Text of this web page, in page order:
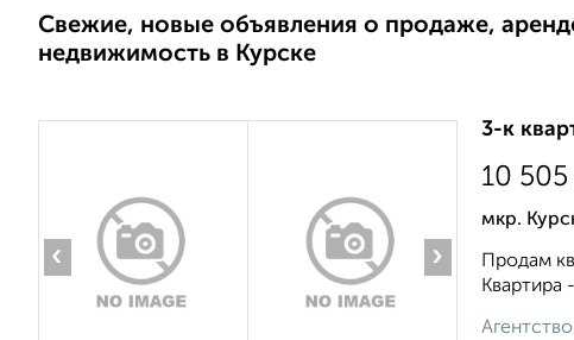
Свежие, новые объявления о продаже,
недвижимость в Курске
‹ ›
3-к
10
мкр.
Продам
Квартира